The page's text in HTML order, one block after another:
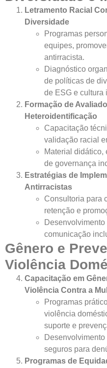
Letramento Racial
Diversidade
Programas
equipes,
antirracista.
Diagnóstico
de políticas de
de ESG e cultura
Formação de
Heteroidentificação
Capacitação
validação racial
Material didático,
de governança
Estratégias de
Antirracistas
Consultoria para
retenção e
comunicação
Gênero e
Violência
Capacitação em
Violência Contra a
Programas
violência
suporte e
seguros para
Programas de